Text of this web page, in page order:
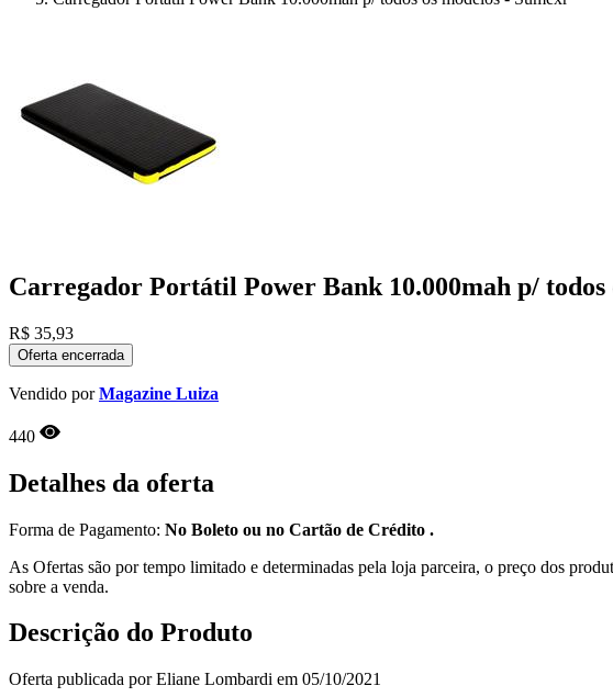
Carregador Portátil Power Bank 10.000mah p/ todos
R$ 35,93
Oferta encerrada
Vendido porMagazine Luiza
440
Detalhes da oferta
Forma de Pagamento: No Boleto ou no Cartão de Crédito .
As Ofertas são por tempo limitado e determinadas pela loja parceira, o preço dos
sobre a venda.
Descrição do Produto
Oferta publicada por Eliane Lombardi em 05/10/2021